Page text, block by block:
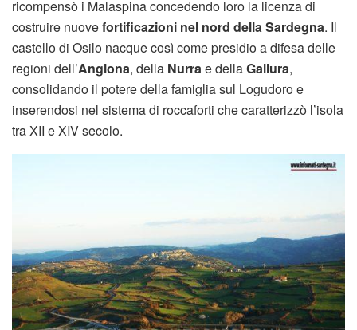
ricompensò i Malaspina concedendo loro la licenza di
costruire nuovefortificazioni nel nord della Sardegna. Il
castello di Osilo nacque così come presidio a difesa delle
regioni dell’Anglona, della Nurrae dellaGallura,
consolidando il potere della famiglia sul Logudoro e
inserendosi nel sistema di roccaforti che caratterizzò l’isola
tra XII e XIV secolo.